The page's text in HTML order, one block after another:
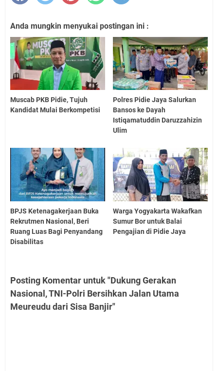
Anda mungkin menyukai postingan ini :
Muscab PKB Pidie, Tujuh
Kandidat Mulai Berkompetisi
Polres Pidie Jaya Salurkan
Bansos ke Dayah
Istiqamatuddin Daruzzahizin
Ulim
BPJS Ketenagakerjaan Buka
Rekrutmen Nasional, Beri
Ruang Luas Bagi Penyandang
Disabilitas
Warga Yogyakarta Wakafkan
Sumur Bor untuk Balai
Pengajian di Pidie Jaya
Posting Komentar untuk "Dukung Gerakan
Nasional, TNI-Polri Bersihkan Jalan Utama
Meureudu dari Sisa Banjir"